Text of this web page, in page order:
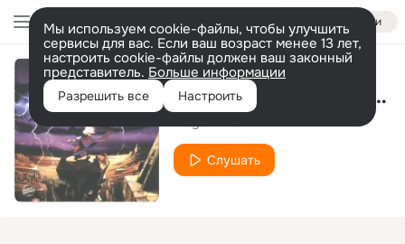
Войти
Мы используем cookie-файлы, чтобы улучшить
сервисы для вас. Если ваш возраст менее 13 лет,
настроить cookie-файлы должен ваш законный
представитель. Больше информации
Разрешить все Настроить The Rhythm Makes You Wanna Dance
Слушать